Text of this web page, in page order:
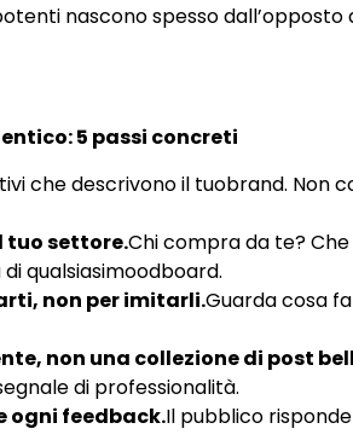
nascono spesso
5 passi concreti
che descrivono il tuobrand. Non
tuo settore.Chi compra da te?
qualsiasimoodboard.
non per imitarli.Guarda cosa
non una collezione di post
di professionalità.
ogni feedback.Il pubblico